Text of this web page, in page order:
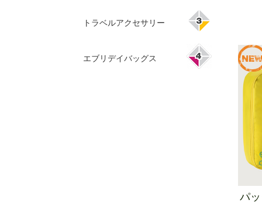
トラベルアクセサリー
エブリデイバッグス
パ